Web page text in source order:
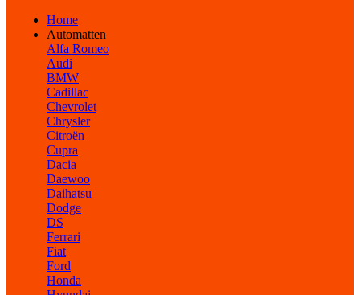
Home
Automatten
Alfa Romeo
Audi
BMW
Cadillac
Chevrolet
Chrysler
Citroën
Cupra
Dacia
Daewoo
Daihatsu
Dodge
DS
Ferrari
Fiat
Ford
Honda